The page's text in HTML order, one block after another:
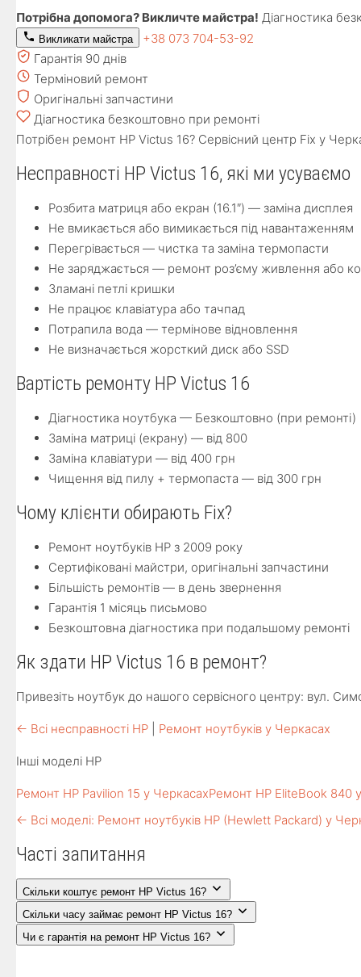
Потрібна допомога? Викличте майстра! Діагностика
Викликати майстра
+38 073 704-53-92
Гарантія 90 днів
Терміновий ремонт
Оригінальні запчастини
Діагностика безкоштовно при ремонті
Потрібен ремонт HP Victus 16? Сервісний центр Fix у
Несправності HP Victus 16, які ми усуваємо
Розбита матриця або екран (16.1″) — заміна дисплея
Не вмикається або вимикається під навантаженням
Перегрівається — чистка та заміна термопасти
Не заряджається — ремонт роз’єму живлення або
Зламані петлі кришки
Не працює клавіатура або тачпад
Потрапила вода — термінове відновлення
Не визначається жорсткий диск або SSD
Вартість ремонту HP Victus 16
Діагностика ноутбука — Безкоштовно (при ремонті)
Заміна матриці (екрану) — від 800
Заміна клавіатури — від 400 грн
Чищення від пилу + термопаста — від 300 грн
Чому клієнти обирають Fix?
Ремонт ноутбуків HP з 2009 року
Сертифіковані майстри, оригінальні запчастини
Більшість ремонтів — в день звернення
Гарантія 1 місяць письмово
Безкоштовна діагностика при подальшому ремонті
Як здати HP Victus 16 в ремонт?
Привезіть ноутбук до нашого сервісного центру: вул.
← Всі несправності HP Ремонт ноутбуків у Черкасах
Інші моделі HP
Ремонт HP Pavilion 15 у ЧеркасахРемонт HP EliteBook 840
← Всі моделі: Ремонт ноутбуків HP (Hewlett Packard) у
Часті запитання
Скільки коштує ремонт HP Victus 16?
Скільки часу займає ремонт HP Victus 16?
Чи є гарантія на ремонт HP Victus 16?